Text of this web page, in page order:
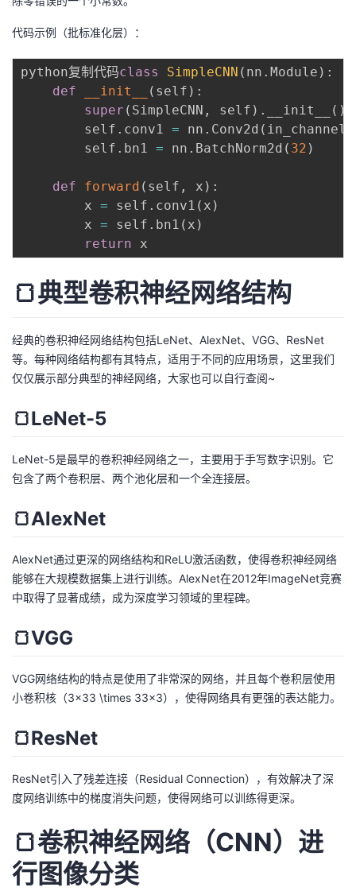
代码示例（批标准化层）：
python复制代码class SimpleCNN ( nn . Module ) :
def
__init__ ( self ) :
super ( SimpleCNN , self ) . __init__ ( )
        self
. conv1 = nn . Conv2d ( in_channels
        self
. bn1 = nn . BatchNorm2d ( 32 )
def forward ( self , x ) :
        x
= self . conv1 ( x )
        x
= self . bn1 ( x )
return
🍞典型卷积神经网络结构
经典的卷积神经网络结构包括LeNet、AlexNet、VGG、ResNet
等。每种网络结构都有其特点，适用于不同的应用场景，这里我们
仅仅展示部分典型的神经网络，大家也可以自行查阅~
🍞LeNet-5
LeNet-5是最早的卷积神经网络之一，主要用于手写数字识别。它
包含了两个卷积层、两个池化层和一个全连接层。
🍞AlexNet
AlexNet通过更深的网络结构和ReLU激活函数，使得卷积神经网络
能够在大规模数据集上进行训练。AlexNet在2012年ImageNet竞赛
中取得了显著成绩，成为深度学习领域的里程碑。
🍞VGG
VGG网络结构的特点是使用了非常深的网络，并且每个卷积层使用
小卷积核（3×33 \times 33×3），使得网络具有更强的表达能力。
🍞ResNet
ResNet引入了残差连接（Residual Connection），有效解决了深
度网络训练中的梯度消失问题，使得网络可以训练得更深。
🍞卷积神经网络（CNN）进
行图像分类